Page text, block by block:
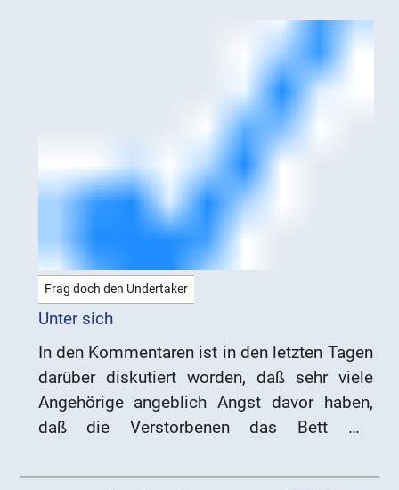
Frag doch den Undertaker
Unter sich
In den Kommentaren ist in den letzten Tagen
darüber diskutiert worden, daß sehr viele
Angehörige angeblich Angst davor haben,
daß die Verstorbenen das Bett mit